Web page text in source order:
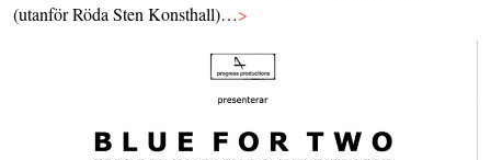
(utanför Röda Sten Konsthall)…>